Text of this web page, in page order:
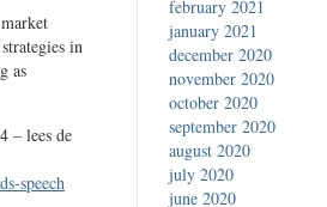
in
as
– lees de
speech
february 2021
january 2021
december 2020
november 2020
october 2020
september 2020
august 2020
july 2020
june 2020